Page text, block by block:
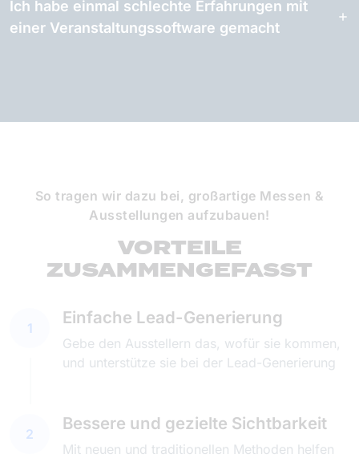
Ich habe einmal schlechte Erfahrungen mit
einer Veranstaltungssoftware gemacht
So tragen wir dazu bei, großartige Messen &
Ausstellungen aufzubauen!
VORTEILE
ZUSAMMENGEFASST
1
Einfache Lead-Generierung
Gebe den Ausstellern das, wofür sie kommen,
und unterstütze sie bei der Lead-Generierung
2
Bessere und gezielte Sichtbarkeit
Mit neuen und traditionellen Methoden helfen